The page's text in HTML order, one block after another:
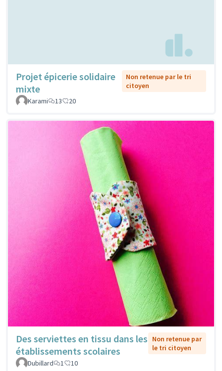
Projet épicerie solidaire
mixte
Non retenue par le tri
citoyen
Karami
13 20
Des serviettes en tissu dans les
établissements scolaires
Non retenue par
le tri citoyen
Dubillard
1 10